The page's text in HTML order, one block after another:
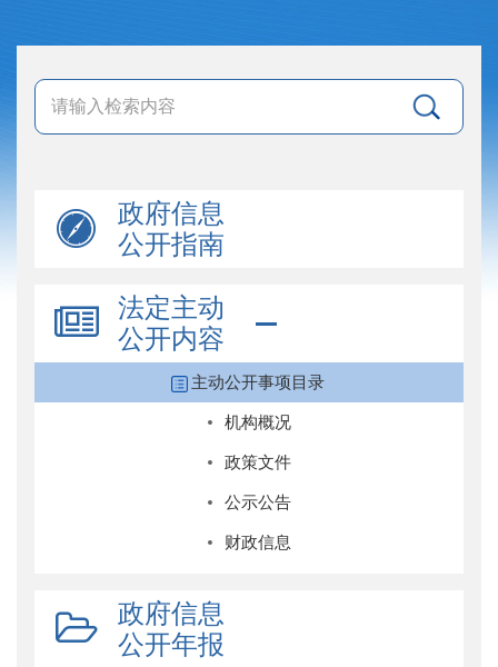
政府信息
公开指南
法定主动
公开内容
主动公开事项目录
机构概况
政策文件
公示公告
财政信息
政府信息
公开年报